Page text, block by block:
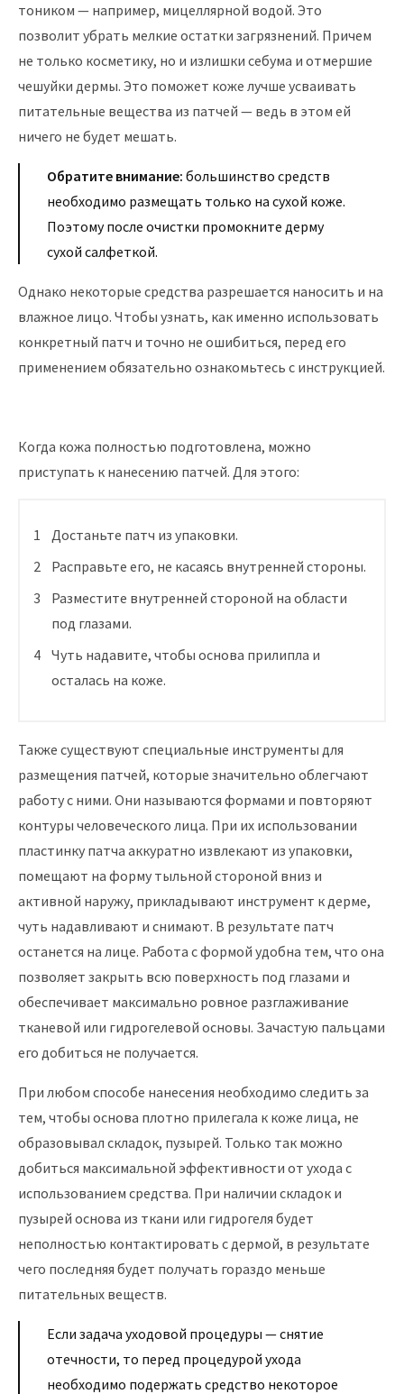
тоником — например, мицеллярной водой. Это
позволит убрать мелкие остатки загрязнений. Причем
не только косметику, но и излишки себума и отмершие
чешуйки дермы. Это поможет коже лучше усваивать
питательные вещества из патчей — ведь в этом ей
ничего не будет мешать.
Обратите внимание: большинство средств
необходимо размещать только на сухой коже.
Поэтому после очистки промокните дерму
сухой салфеткой.
Однако некоторые средства разрешается наносить и на
влажное лицо. Чтобы узнать, как именно использовать
конкретный патч и точно не ошибиться, перед его
применением обязательно ознакомьтесь с инструкцией.
Когда кожа полностью подготовлена, можно
приступать к нанесению патчей. Для этого:
Достаньте патч из упаковки.
Расправьте его, не касаясь внутренней стороны.
Разместите внутренней стороной на области
под глазами.
Чуть надавите, чтобы основа прилипла и
осталась на коже.
Также существуют специальные инструменты для
размещения патчей, которые значительно облегчают
работу с ними. Они называются формами и повторяют
контуры человеческого лица. При их использовании
пластинку патча аккуратно извлекают из упаковки,
помещают на форму тыльной стороной вниз и
активной наружу, прикладывают инструмент к дерме,
чуть надавливают и снимают. В результате патч
останется на лице. Работа с формой удобна тем, что она
позволяет закрыть всю поверхность под глазами и
обеспечивает максимально ровное разглаживание
тканевой или гидрогелевой основы. Зачастую пальцами
его добиться не получается.
При любом способе нанесения необходимо следить за
тем, чтобы основа плотно прилегала к коже лица, не
образовывал складок, пузырей. Только так можно
добиться максимальной эффективности от ухода с
использованием средства. При наличии складок и
пузырей основа из ткани или гидрогеля будет
неполностью контактировать с дермой, в результате
чего последняя будет получать гораздо меньше
питательных веществ.
Если задача уходовой процедуры — снятие
отечности, то перед процедурой ухода
необходимо подержать средство некоторое